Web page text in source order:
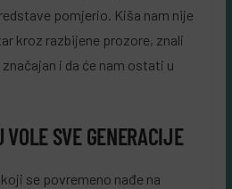
pomjerio. Kiša nam nije
kroz razbijene prozore, znali
i da će nam ostati u
VOLE SVE GENERACIJE
se povremeno nađe na